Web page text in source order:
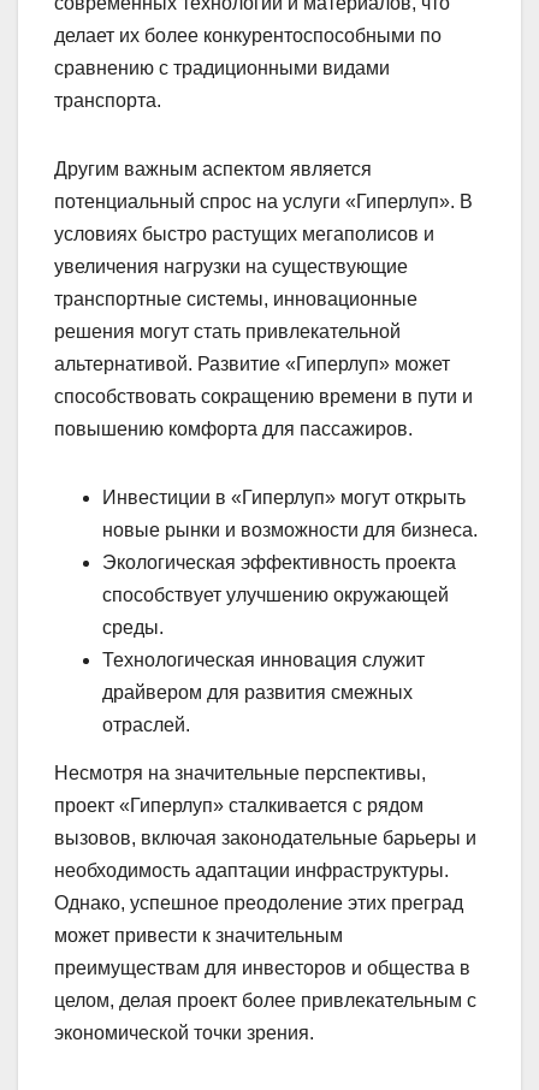
делает их более конкурентоспособными по
сравнению с традиционными видами
транспорта.
Другим важным аспектом является
потенциальный спрос на услуги «Гиперлуп». В
условиях быстро растущих мегаполисов и
увеличения нагрузки на существующие
транспортные системы, инновационные
решения могут стать привлекательной
альтернативой. Развитие «Гиперлуп» может
способствовать сокращению времени в пути и
повышению комфорта для пассажиров.
Инвестиции в «Гиперлуп» могут открыть
новые рынки и возможности для бизнеса.
Экологическая эффективность проекта
способствует улучшению окружающей
среды.
Технологическая инновация служит
драйвером для развития смежных
отраслей.
Несмотря на значительные перспективы,
проект «Гиперлуп» сталкивается с рядом
вызовов, включая законодательные барьеры и
необходимость адаптации инфраструктуры.
Однако, успешное преодоление этих преград
может привести к значительным
преимуществам для инвесторов и общества в
целом, делая проект более привлекательным с
экономической точки зрения.